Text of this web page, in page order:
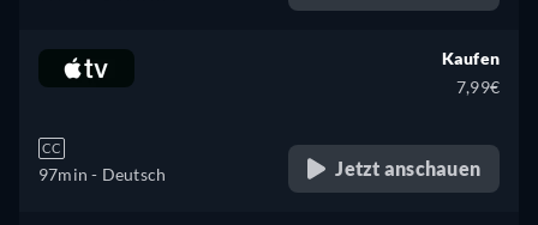
CC
97min - Deutsch
Kaufen
7,99€
Jetzt anschauen